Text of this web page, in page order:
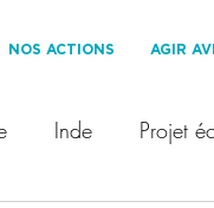
NOS ACTIONS AGIR
Inde Projet